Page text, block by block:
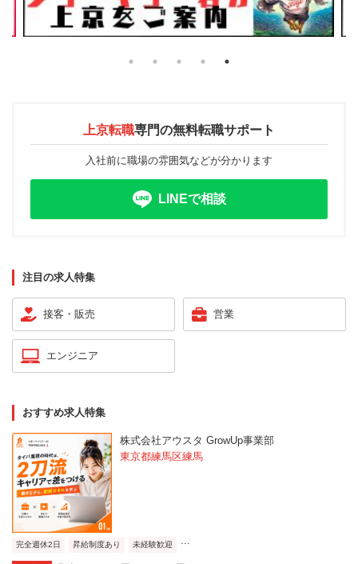
上京転職専門の無料転職サポート
入社前に職場の雰囲気などが分かります
LINEで相談
注目の求人特集
接客・販売 営業
エンジニア
おすすめ求人特集
株式会社アウスタ GrowUp事業部
東京都練馬区練馬
完全週休2日 昇給制度あり 未経験歓迎 ...